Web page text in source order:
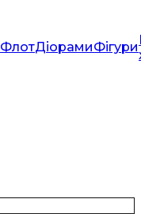
ФлотДіорамиФігури